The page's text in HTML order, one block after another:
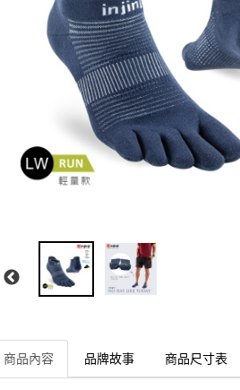
商品內容 品牌故事 商品尺寸表